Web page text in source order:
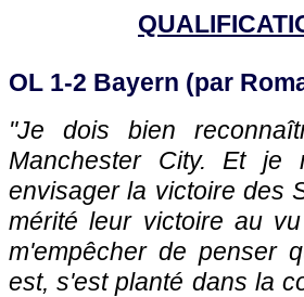
OL 1-2 Bayern (par
"Je dois bien
Manchester City. Et je
envisager la victoire des
mérité leur victoire au
m'empêcher de penser
est, s'est planté dans la